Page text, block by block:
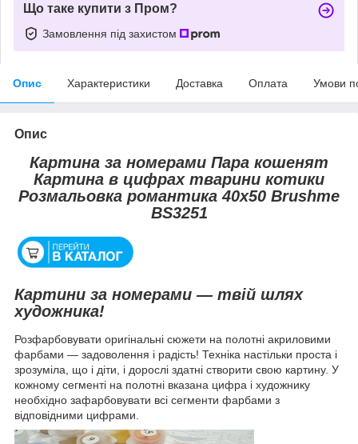
Що таке купити з Пром?
Замовлення під захистом
Опис Характеристики Доставка Оплата Умови
Опис
Картина за номерами Пара кошенят
Картина в цифрах тварини котики
Розмальовка романтика 40х50 Brushme
BS3251
Картини за номерами — твій шлях
художника!
Розфарбовувати оригінальні сюжети на полотні акриловими
фарбами — задоволення і радість! Техніка настільки проста і
зрозуміла, що і діти, і дорослі здатні створити свою картину. У
кожному сегменті на полотні вказана цифра і художнику
необхідно зафарбовувати всі сегменти фарбами з
відповідними цифрами.